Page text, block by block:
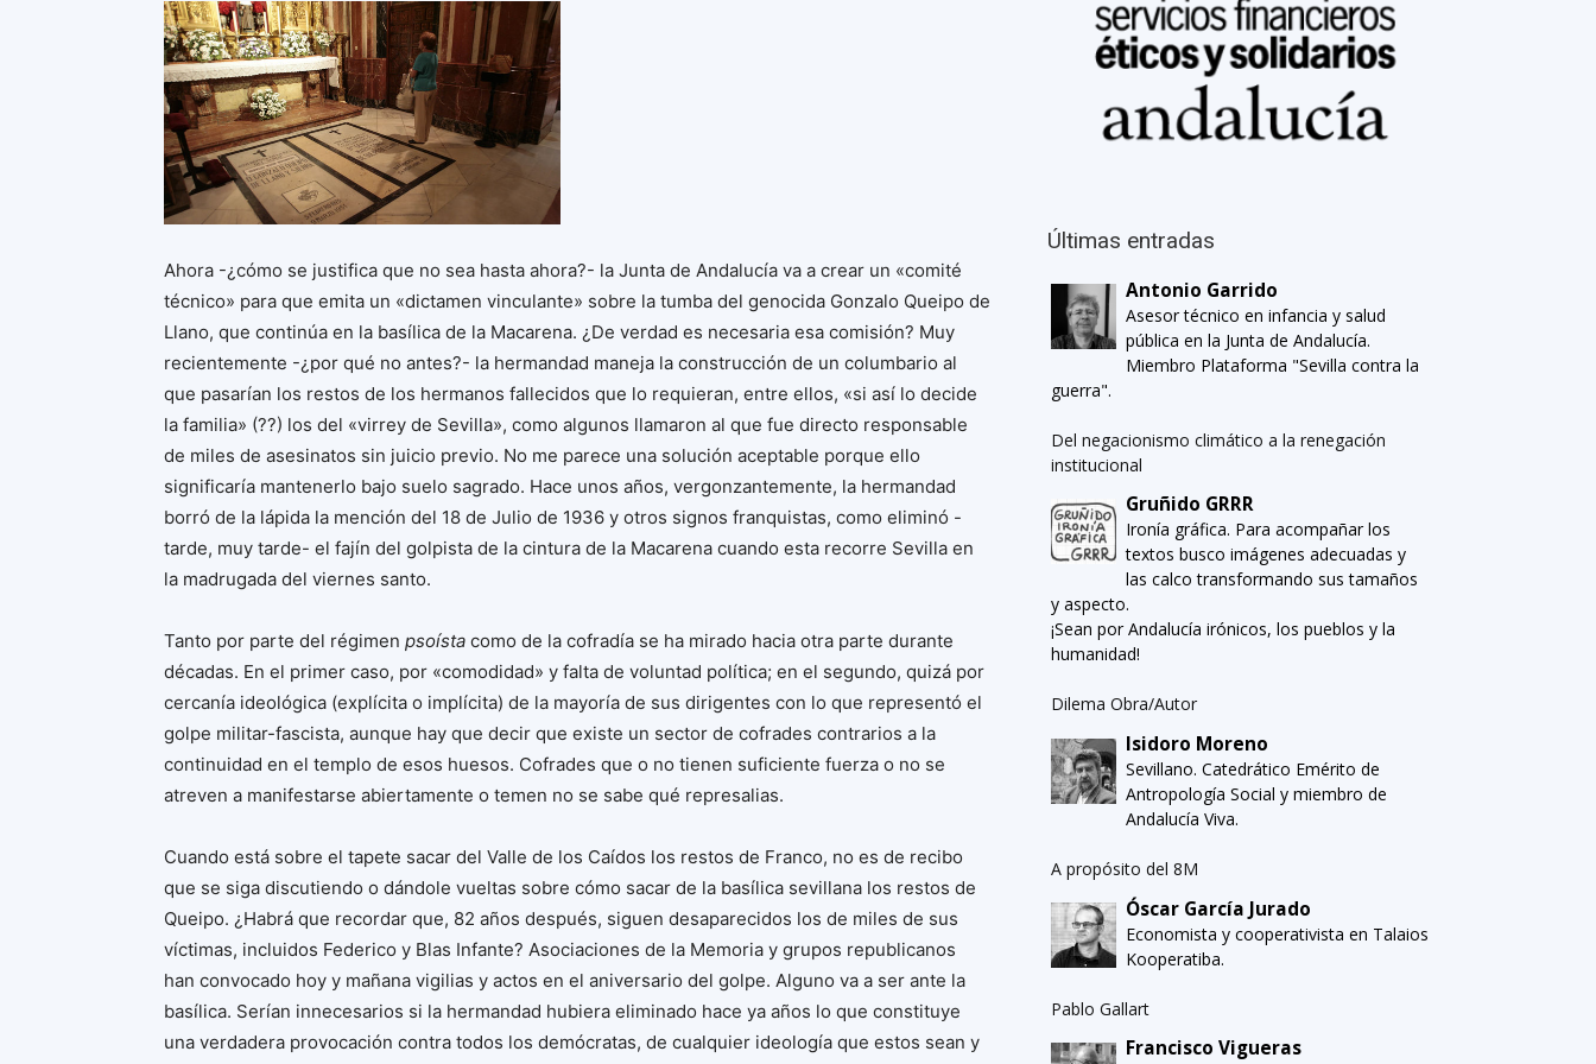
Ahora -¿cómo se justifica que no sea hasta ahora?- la Junta de Andalucía va a crear un «comité
técnico» para que emita un «dictamen vinculante» sobre la tumba del genocida Gonzalo Queipo de
Llano, que continúa en la basílica de la Macarena. ¿De verdad es necesaria esa comisión? Muy
recientemente -¿por qué no antes?- la hermandad maneja la construcción de un columbario al
que pasarían los restos de los hermanos fallecidos que lo requieran, entre ellos, «si así lo decide
la familia» (??) los del «virrey de Sevilla», como algunos llamaron al que fue directo responsable
de miles de asesinatos sin juicio previo. No me parece una solución aceptable porque ello
significaría mantenerlo bajo suelo sagrado. Hace unos años, vergonzantemente, la hermandad
borró de la lápida la mención del 18 de Julio de 1936 y otros signos franquistas, como eliminó -
tarde, muy tarde- el fajín del golpista de la cintura de la Macarena cuando esta recorre Sevilla en
la madrugada del viernes santo.
Tanto por parte del régimen psoísta como de la cofradía se ha mirado hacia otra parte durante
décadas. En el primer caso, por «comodidad» y falta de voluntad política; en el segundo, quizá por
cercanía ideológica (explícita o implícita) de la mayoría de sus dirigentes con lo que representó el
golpe militar-fascista, aunque hay que decir que existe un sector de cofrades contrarios a la
continuidad en el templo de esos huesos. Cofrades que o no tienen suficiente fuerza o no se
atreven a manifestarse abiertamente o temen no se sabe qué represalias.
Cuando está sobre el tapete sacar del Valle de los Caídos los restos de Franco, no es de recibo
que se siga discutiendo o dándole vueltas sobre cómo sacar de la basílica sevillana los restos de
Queipo. ¿Habrá que recordar que, 82 años después, siguen desaparecidos los de miles de sus
víctimas, incluidos Federico y Blas Infante? Asociaciones de la Memoria y grupos republicanos
han convocado hoy y mañana vigilias y actos en el aniversario del golpe. Alguno va a ser ante la
basílica. Serían innecesarios si la hermandad hubiera eliminado hace ya años lo que constituye
una verdadera provocación contra todos los demócratas, de cualquier ideología que estos sean y
Últimas entradas
Antonio Garrido
Asesor técnico en infancia y salud
pública en la Junta de Andalucía.
Miembro Plataforma "Sevilla contra la
guerra".
Del negacionismo climático a la renegación
institucional
Gruñido GRRR
Ironía gráfica. Para acompañar los
textos busco imágenes adecuadas y
las calco transformando sus tamaños
y aspecto.
¡Sean por Andalucía irónicos, los pueblos y la
humanidad!
Dilema Obra/Autor
Isidoro Moreno
Sevillano. Catedrático Emérito de
Antropología Social y miembro de
Andalucía Viva.
A propósito del 8M
Óscar García Jurado
Economista y cooperativista en Talaios
Kooperatiba.
Pablo Gallart
Francisco Vigueras